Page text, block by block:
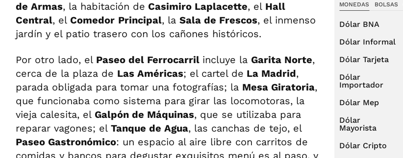
de Armas, la habitación de Casimiro Laplacette, el Hall
Central, el Comedor Principal, la Sala de Frescos, el inmenso
jardín y el patio trasero con los cañones históricos.
Por otro lado, el Paseo del Ferrocarril incluye la Garita Norte,
cerca de la plaza de Las Américas; el cartel de La Madrid,
parada obligada para tomar una fotografías; la Mesa Giratoria,
que funcionaba como sistema para girar las locomotoras, la
vieja calesita, el Galpón de Máquinas, que se utilizaba para
reparar vagones; el Tanque de Agua, las canchas de tejo, el
Paseo Gastronómico: un espacio al aire libre con carritos de
comidas y bancos para degustar exquisitos menú es al paso, y
MONEDAS BOLSAS
Dólar BNA
Dólar Informal
Dólar Tarjeta
Dólar
Importador
Dólar Mep
Dólar
Mayorista
Dólar Cripto